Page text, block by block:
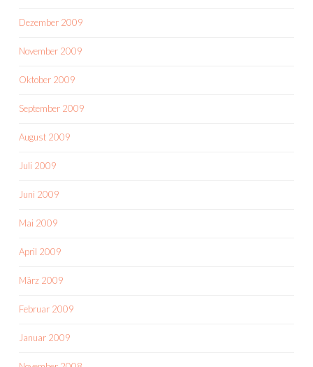
Dezember 2009
November 2009
Oktober 2009
September 2009
August 2009
Juli 2009
Juni 2009
Mai 2009
April 2009
März 2009
Februar 2009
Januar 2009